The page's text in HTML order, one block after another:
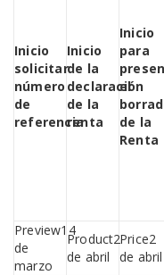
Inicio
solicitar
número
de
referencia
Inicio
de la
declaración
de la
renta
Inicio
para
el
de la
Renta
14
de
marzo
2
de abril
2
de abril